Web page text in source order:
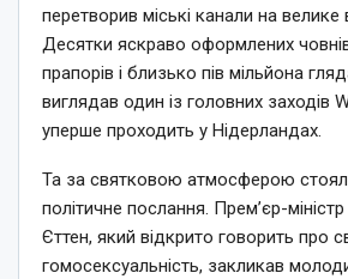
перетворив міські канали на
Десятки яскраво оформлених
прапорів і близько пів мільйона
виглядав один із головних заходів
уперше проходить у Нідерландах.
Та за святковою атмосферою
політичне послання. Прем’єр-
Єттен, який відкрито говорить про
гомосексуальність, закликав